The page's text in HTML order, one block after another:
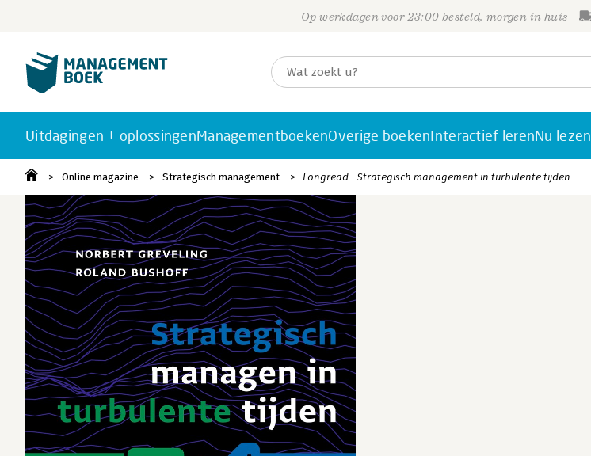
Op werkdagen voor 23:00 besteld, morgen in huis
Uitdagingen + oplossingenManagementboekenOverige boekenInteractief lerenNu lezen
Online magazine Strategisch management Longread - Strategisch management in turbulente tijden